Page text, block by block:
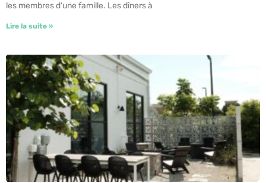
les membres d’une famille. Les dîners à
Lire la suite »